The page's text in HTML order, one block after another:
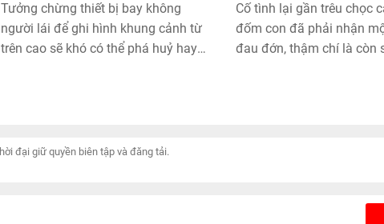
Tưởng chừng thiết bị bay không
người lái để ghi hình khung cảnh từ
trên cao sẽ khó có thể phá huỷ hay
này.
Cố tình lại gần trêu chọc
đốm con đã phải nhận
đau đớn, thậm chí là còn